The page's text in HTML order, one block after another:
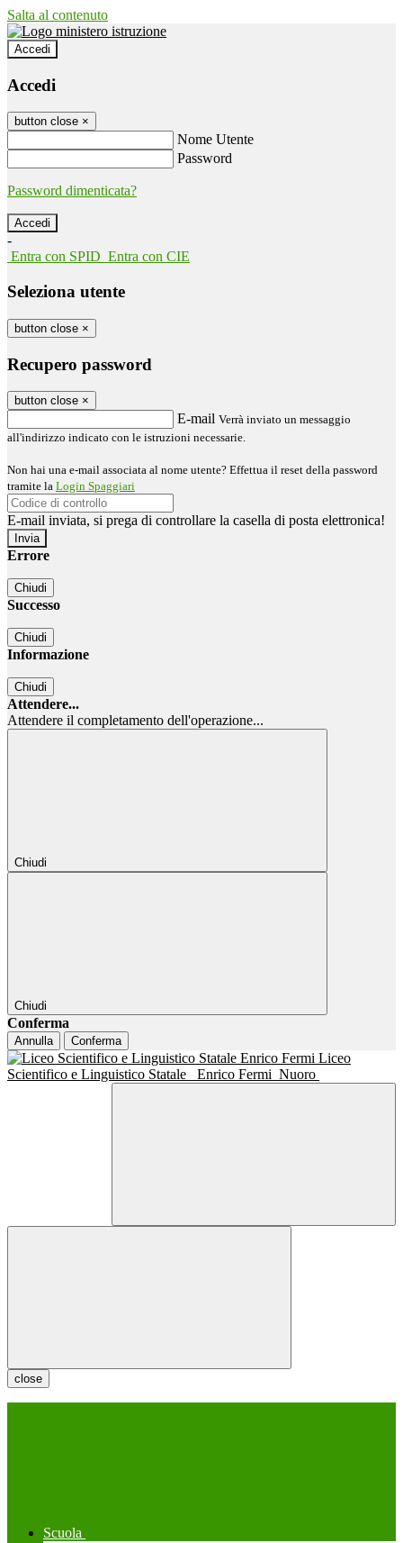
Salta al contenuto
Accedi
Accedi
button close ×
Nome Utente
Password
Password dimenticata?
-
Entra con SPID Entra con CIE
Seleziona utente
button close ×
Recupero password
button close ×
E-mail Verrà inviato un messaggio
all'indirizzo indicato con le istruzioni necessarie.
Non hai una e-mail associata al nome utente? Effettua il reset della password
tramite la Login Spaggiari
E-mail inviata, si prega di controllare la casella di posta elettronica!
Errore
Chiudi
Successo
Chiudi
Informazione
Chiudi
Attendere...
Attendere il completamento dell'operazione...
Chiudi
Chiudi
Conferma
Annulla Conferma
Liceo
Scientifico e Linguistico Statale
Enrico Fermi Nuoro
close
Scuola